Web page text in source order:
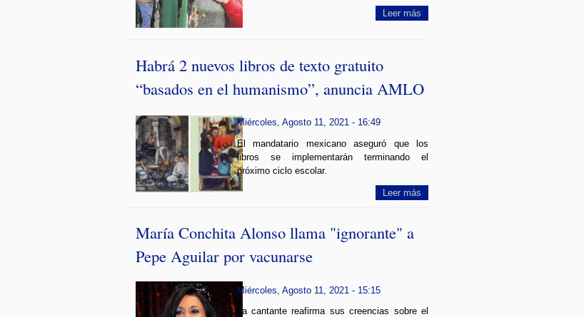
Leer más
Habrá 2 nuevos libros de texto gratuito
“basados en el humanismo”, anuncia AMLO
Miércoles, Agosto 11, 2021 - 16:49
El mandatario mexicano aseguró que los
libros se implementarán terminando el
próximo ciclo escolar.
Leer más
María Conchita Alonso llama "ignorante" a
Pepe Aguilar por vacunarse
Miércoles, Agosto 11, 2021 - 15:15
La cantante reafirma sus creencias sobre el